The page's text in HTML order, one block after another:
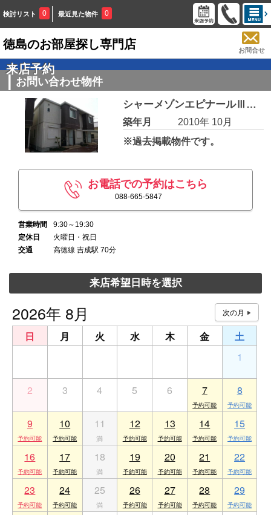
検討リスト 0 最近見た物件 0
徳島のお部屋探し専門店 お問合せ
来店予約
お問い合わせ物件
シャーメゾンエピナールⅢ番館 Ｃ棟 106
築年月
2010年 10月
※過去掲載物件です。
お電話での予約はこちら
088-665-5847
営業時間
9:30～19:30
定休日
火曜日・祝日
交通
高徳線 吉成駅 70分
来店希望日時を選択
2026年 8月
日 月 火 水 木 金
土
1
2 3 4 5 6 7 8
9 10 11 12 13 14 15
16 17 18 19 20 21 22
23 24 25 26 27 28 29